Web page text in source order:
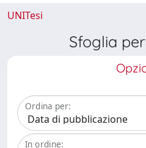
UNITesi
Sfoglia
Ordina per:
In ordine: